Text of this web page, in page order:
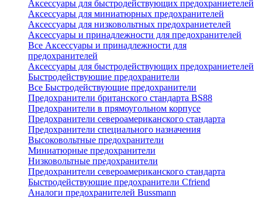
Аксессуары для быстродействующих предохраниетелей
Аксессуары для миниатюрных предохранителей
Аксессуары для низковольтных предохраниетелей
Аксессуары и принадлежности для предохранителей
Все Аксессуары и принадлежности для
предохранителей
Аксессуары для быстродействующих предохраниетелей
Быстродействующие предохранители
Все Быстродействующие предохранители
Предохранители британского стандарта BS88
Предохранители в прямоугольном корпусе
Предохранители североамериканского стандарта
Предохранители специального назначения
Высоковольтные предохранители
Миниатюрные предохранители
Низковольтные предохранители
Предохранители североамериканского стандарта
Быстродействующие предохранители Cfriend
Аналоги предохранителей Bussmann